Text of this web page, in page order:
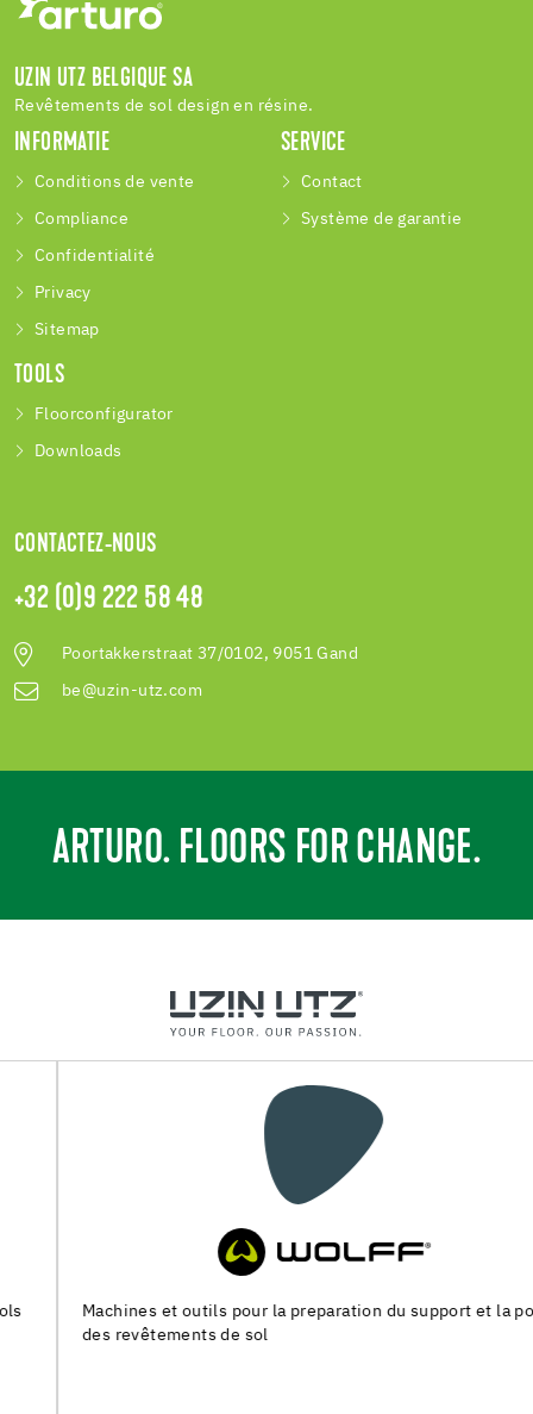
UZIN UTZ BELGIQUE SA
Revêtements de sol design en résine.
INFORMATIE
Conditions de vente
Compliance
Confidentialité
Privacy
Sitemap
SERVICE
Contact
Système de garantie
TOOLS
Floorconfigurator
Downloads
CONTACTEZ-NOUS
+32 (0)9 222 58 48
Poortakkerstraat 37/0102, 9051 Gand
be@uzin-utz.com
ARTURO. FLOORS FOR CHANGE.
Machines et outils pour la preparation du support et la pose
des revêtements de sol